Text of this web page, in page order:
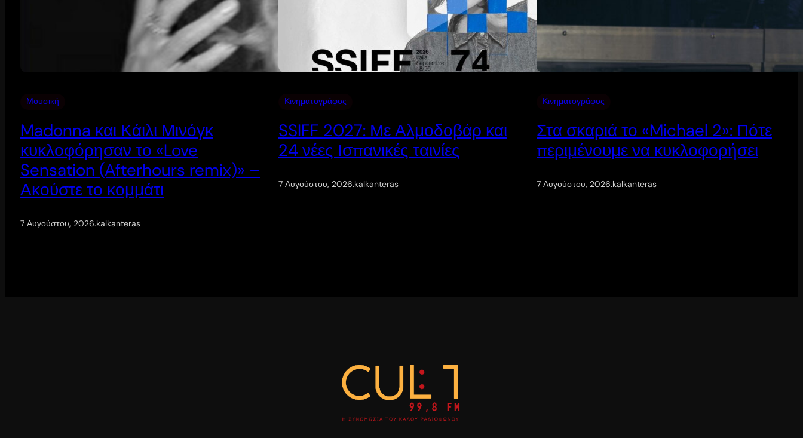
Μουσική
Madonna και Κάιλι Μινόγκ
κυκλοφόρησαν το «Love
Sensation (Afterhours remix)» –
Ακούστε το κομμάτι
7 Αυγούστου, 2026.kalkanteras
Κινηματογράφος
SSIFF 2027: Με Αλμοδοβάρ και
24 νέες Ισπανικές ταινίες
7 Αυγούστου, 2026.kalkanteras
Κινηματογράφος
Στα σκαριά το «Michael 2»: Πότε
περιμένουμε να κυκλοφορήσει
7 Αυγούστου, 2026.kalkanteras